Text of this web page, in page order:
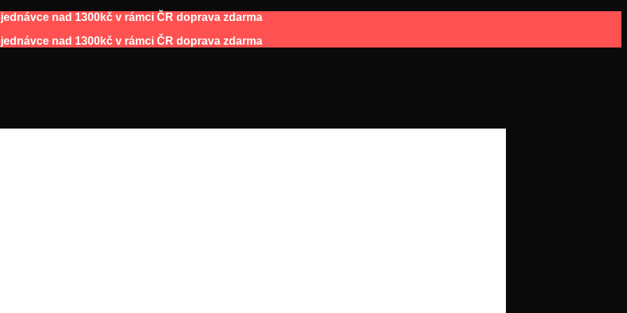
nad 1300kč v rámci ČR doprava zdarma
nad 1300kč v rámci ČR doprava zdarma